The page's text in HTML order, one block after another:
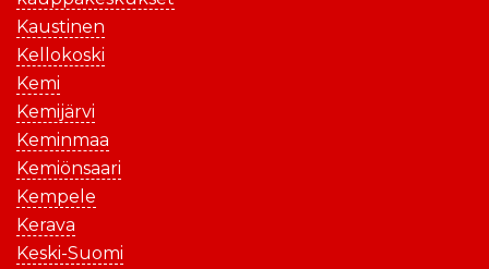
Kaustinen
Kellokoski
Kemi
Kemijärvi
Keminmaa
Kemiönsaari
Kempele
Kerava
Keski-Suomi